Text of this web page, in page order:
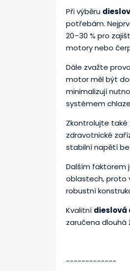
Při výběru
potřebám.
20–30 % pro
motory nebo
Dále zvažte
motor měl být
minimalizují
systémem
Zkontrolujte
zdravotnické
stabilní napětí
Dalším faktorem
oblastech, proto
robustní
Kvalitní
zaručena dlouhá
-------------